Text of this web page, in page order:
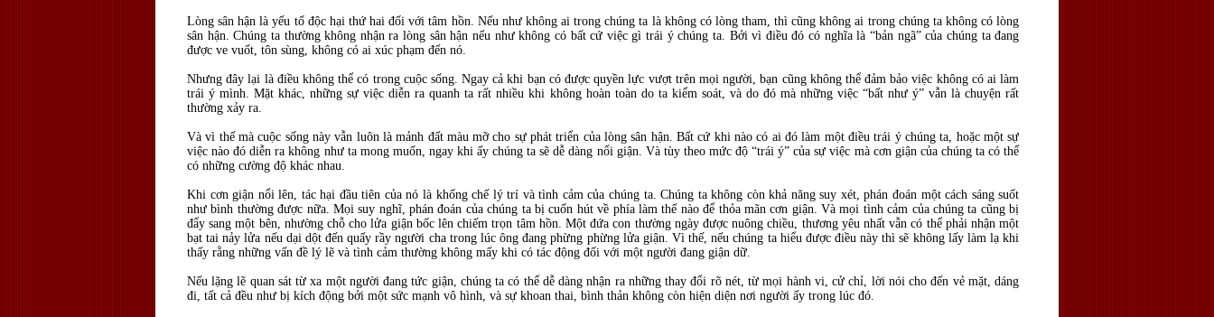
Lòng sân hận là yếu tố độc hại thứ hai đối với tâm hồn. Nếu như không ai trong chúng ta là không có lòng tham, thì cũng không ai trong chúng ta không có lòng
sân hận. Chúng ta thường không nhận ra lòng sân hận nếu như không có bất cứ việc gì trái ý chúng ta. Bởi vì điều đó có nghĩa là “bản ngã” của chúng ta đang
được ve vuốt, tôn sùng, không có ai xúc phạm đến nó.
Nhưng đây lại là điều không thể có trong cuộc sống. Ngay cả khi bạn có được quyền lực vượt trên mọi người, bạn cũng không thể đảm bảo việc không có ai làm
trái ý mình. Mặt khác, những sự việc diễn ra quanh ta rất nhiều khi không hoàn toàn do ta kiểm soát, và do đó mà những việc “bất như ý” vẫn là chuyện rất
thường xảy ra.
Và vì thế mà cuộc sống này vẫn luôn là mảnh đất màu mỡ cho sự phát triển của lòng sân hận. Bất cứ khi nào có ai đó làm một điều trái ý chúng ta, hoặc một sự
việc nào đó diễn ra không như ta mong muốn, ngay khi ấy chúng ta sẽ dễ dàng nổi giận. Và tùy theo mức độ “trái ý” của sự việc mà cơn giận của chúng ta có thể
có những cường độ khác nhau.
Khi cơn giận nổi lên, tác hại đầu tiên của nó là khống chế lý trí và tình cảm của chúng ta. Chúng ta không còn khả năng suy xét, phán đoán một cách sáng suốt
như bình thường được nữa. Mọi suy nghĩ, phán đoán của chúng ta bị cuốn hút về phía làm thế nào để thỏa mãn cơn giận. Và mọi tình cảm của chúng ta cũng bị
đẩy sang một bên, nhường chỗ cho lửa giận bốc lên chiếm trọn tâm hồn. Một đứa con thường ngày được nuông chiều, thương yêu nhất vẫn có thể phải nhận một
bạt tai nảy lửa nếu dại dột đến quấy rầy người cha trong lúc ông đang phừng phừng lửa giận. Vì thế, nếu chúng ta hiểu được điều này thì sẽ không lấy làm lạ khi
thấy rằng những vấn đề lý lẽ và tình cảm thường không mấy khi có tác động đối với một người đang giận dữ.
Nếu lặng lẽ quan sát từ xa một người đang tức giận, chúng ta có thể dễ dàng nhận ra những thay đổi rõ nét, từ mọi hành vi, cử chỉ, lời nói cho đến vẻ mặt, dáng
đi, tất cả đều như bị kích động bởi một sức mạnh vô hình, và sự khoan thai, bình thản không còn hiện diện nơi người ấy trong lúc đó.